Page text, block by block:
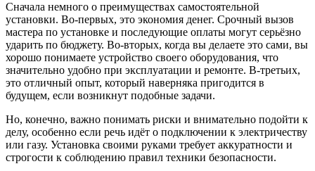
Сначала немного о преимуществах самостоятельной
установки. Во-первых, это экономия денег. Срочный вызов
мастера по установке и последующие оплаты могут серьёзно
ударить по бюджету. Во-вторых, когда вы делаете это сами, вы
хорошо понимаете устройство своего оборудования, что
значительно удобно при эксплуатации и ремонте. В-третьих,
это отличный опыт, который наверняка пригодится в
будущем, если возникнут подобные задачи.
Но, конечно, важно понимать риски и внимательно подойти к
делу, особенно если речь идёт о подключении к электричеству
или газу. Установка своими руками требует аккуратности и
строгости к соблюдению правил техники безопасности.